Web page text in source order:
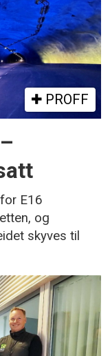
PROFF
E16
og
skyves til